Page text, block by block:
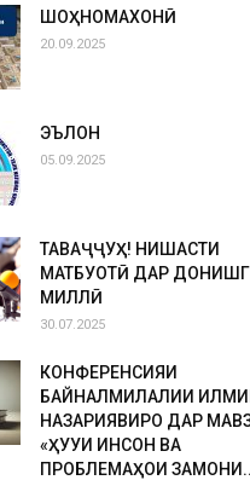
ШОҲНОМАХОНӢ
20.09.2025
ЭЪЛОН
05.09.2025
ТАВАҶҶУҲ! НИШАСТИ
МАТБУОТӢ ДАР
МИЛЛӢ
30.07.2025
КОНФЕРЕНСИЯИ
БАЙНАЛМИЛАЛИИ
НАЗАРИЯВИРО ДАР
«ҲУҚУҚИ ИНСОН ВА
ПРОБЛЕМАҲОИ